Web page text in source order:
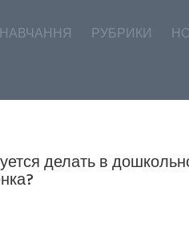
НАВЧАННЯ РУБРИКИ
делать в